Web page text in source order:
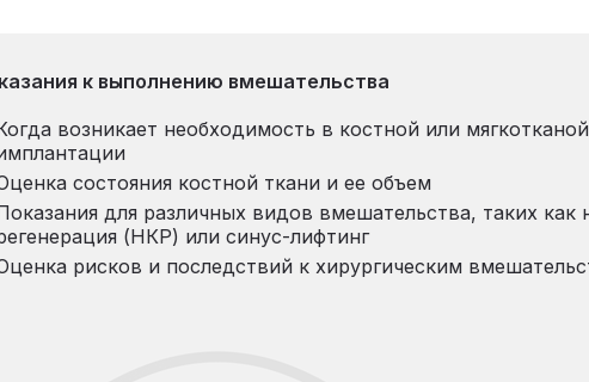
к выполнению вмешательства
возникает необходимость в костной или
состояния костной ткани и ее объем
для различных видов вмешательства, таких как
(НКР) или синус-лифтинг
рисков и последствий к хирургическим